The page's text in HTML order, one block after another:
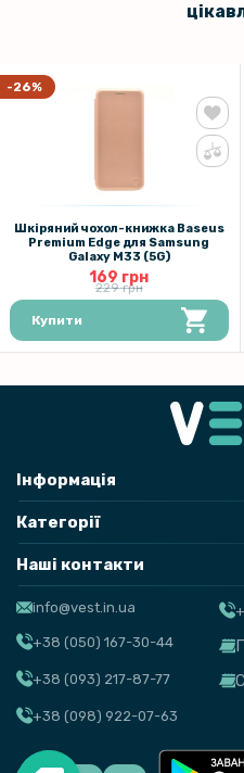
-26%
Шкіряний чохол-книжка Baseus
Premium Edge для Samsung
Galaxy M33 (5G)
169 грн
229 грн
Купити
Інформація
Категорії
Наші контакти
info@vest.in.ua
+38 (050) 167-30-44
+38 (093) 217-87-77
+38 (098) 922-07-63